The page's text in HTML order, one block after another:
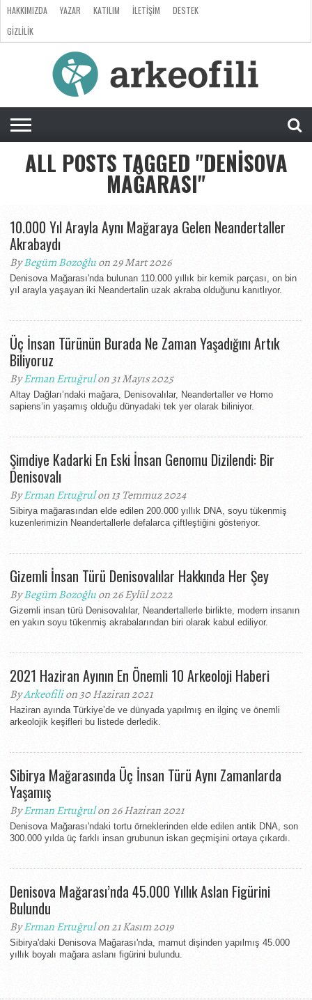
ARKEOLOJI
ANTROPOLOJI
PALEONTOLOJI
EVRIM
DOSYA
CEVAP
RÖPORTAJ
HAKKIMIZDA YAZAR KATILIM İLETIŞIM
DESTEK
GIZLILIK
ALL POSTS TAGGED "DENISOVA
MAĞARASI"
10.000 Yıl Arayla Aynı Mağaraya Gelen Neandertaller
Akrabaydı
ByBegüm Bozoğluon 29 Mart 2026
Denisova Mağarası'nda bulunan 110.000 yıllık bir kemik parçası, on bin
yıl arayla yaşayan iki Neandertalin uzak akraba olduğunu kanıtlıyor.
Üç İnsan Türünün Burada Ne Zaman Yaşadığını Artık
Biliyoruz
ByErman Ertuğrulon 31 Mayıs 2025
Altay Dağları’ndaki mağara, Denisovalılar, Neandertaller ve Homo
sapiens’in yaşamış olduğu dünyadaki tek yer olarak biliniyor.
Şimdiye Kadarki En Eski İnsan Genomu Dizilendi: Bir
Denisovalı
ByErman Ertuğrulon 13 Temmuz 2024
Sibirya mağarasından elde edilen 200.000 yıllık DNA, soyu tükenmiş
kuzenlerimizin Neandertallerle defalarca çiftleştiğini gösteriyor.
Gizemli İnsan Türü Denisovalılar Hakkında Her Şey
ByBegüm Bozoğluon 26 Eylül 2022
Gizemli insan türü Denisovalılar, Neandertallerle birlikte, modern insanın
en yakın soyu tükenmiş akrabalarından biri olarak kabul ediliyor.
2021 Haziran Ayının En Önemli 10 Arkeoloji Haberi
ByArkeofilion 30 Haziran 2021
Haziran ayında Türkiye’de ve dünyada yapılmış en ilginç ve önemli
arkeolojik keşifleri bu listede derledik.
Sibirya Mağarasında Üç İnsan Türü Aynı Zamanlarda
Yaşamış
ByErman Ertuğrulon 26 Haziran 2021
Denisova Mağarası'ndaki tortu örneklerinden elde edilen antik DNA, son
300.000 yılda üç farklı insan grubunun iskan geçmişini ortaya çıkardı.
Denisova Mağarası’nda 45.000 Yıllık Aslan Figürini
Bulundu
ByErman Ertuğrulon 21 Kasım 2019
Sibirya'daki Denisova Mağarası'nda, mamut dişinden yapılmış 45.000
yıllık boyalı mağara aslanı figürini bulundu.